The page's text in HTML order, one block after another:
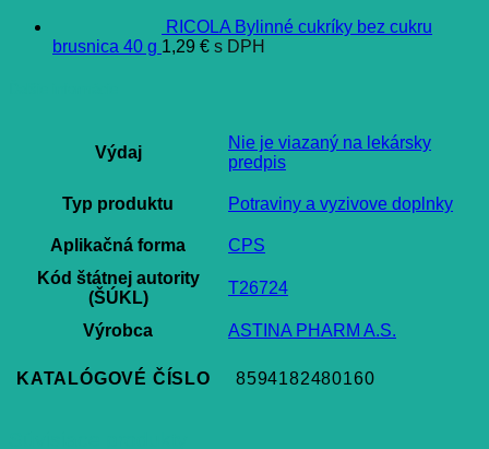
RICOLA Bylinné cukríky bez cukru
brusnica 40 g 1,29 € s DPH
Výdaj
Nie je viazaný na lekársky
predpis
Typ produktu Potraviny a vyzivove doplnky
Aplikačná forma
CPS
Kód štátnej autority
(ŠÚKL)
T26724
Výrobca ASTINA PHARM A.S.
KATALÓGOVÉ ČÍSLO 8594182480160